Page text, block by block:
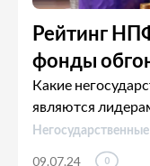
Рейтинг
фонды
Какие
являются
года?
09.07.24 0